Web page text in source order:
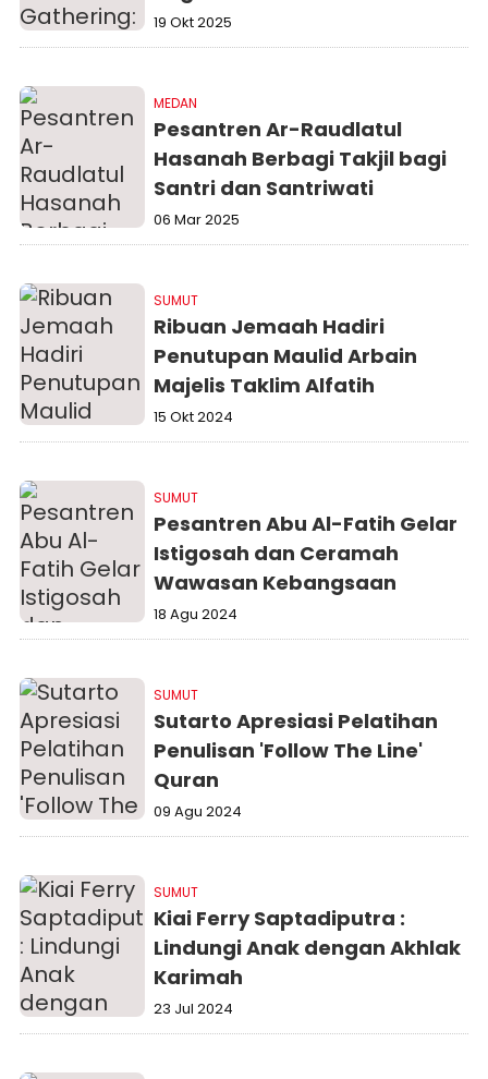
untuk Membangun Masa
Depan Umat
19 Okt 2025
MEDAN
Pesantren Ar-Raudlatul
Hasanah Berbagi Takjil bagi
Santri dan Santriwati
06 Mar 2025
SUMUT
Ribuan Jemaah Hadiri
Penutupan Maulid Arbain
Majelis Taklim Alfatih
15 Okt 2024
SUMUT
Pesantren Abu Al-Fatih Gelar
Istigosah dan Ceramah
Wawasan Kebangsaan
18 Agu 2024
SUMUT
Sutarto Apresiasi Pelatihan
Penulisan 'Follow The Line'
Quran
09 Agu 2024
SUMUT
Kiai Ferry Saptadiputra :
Lindungi Anak dengan Akhlak
Karimah
23 Jul 2024